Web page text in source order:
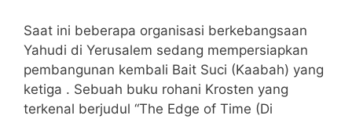
Saat ini beberapa organisasi berkebangsaan
Yahudi di Yerusalem sedang mempersiapkan
pembangunan kembali Bait Suci (Kaabah) yang
ketiga . Sebuah buku rohani Krosten yang
terkenal berjudul “The Edge of Time (Di